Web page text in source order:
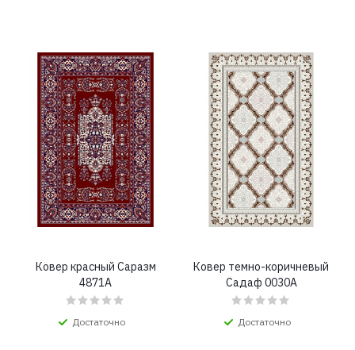
Ковер красный Саразм
4871A
Достаточно
Ковер темно-коричневый
Садаф 0030A
Достаточно